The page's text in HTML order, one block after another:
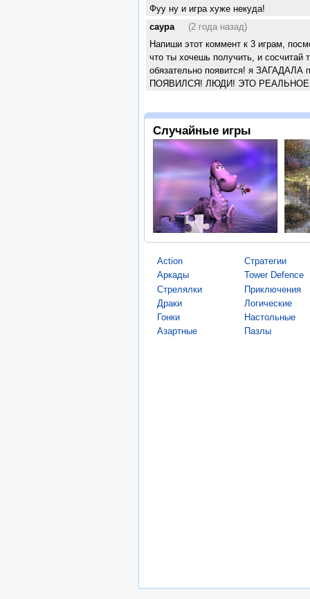
Фуу ну и игра хуже некуда!
саура
(2 года назад)
Напиши этот коммент к 3 играм,
что ты хочешь получить, и сосчитай
обязательно появится! я
ПОЯВИЛСЯ! ЛЮДИ! ЭТО РЕАЛЬНОЕ
Случайные игры
Action
Аркады
Стрелялки
Драки
Гонки
Азартные
Стратегии
Tower Defence
Приключения
Логические
Настольные
Пазлы